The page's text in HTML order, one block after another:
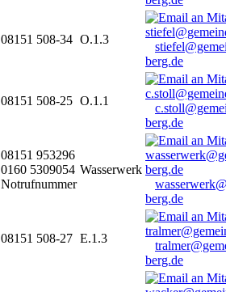
08151 508-34 O.1.3
berg.de
08151 508-25 O.1.1
berg.de
08151 953296
0160 5309054
Notrufnummer
Wasserwerk
berg.de
08151 508-27 E.1.3
berg.de